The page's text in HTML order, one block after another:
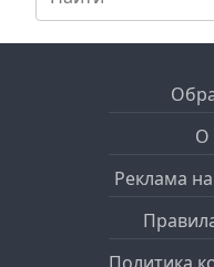
О
Реклама